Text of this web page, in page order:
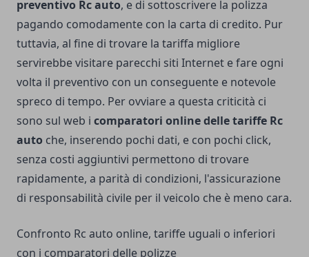
preventivo Rc auto, e di sottoscrivere la polizza
pagando comodamente con la carta di credito. Pur
tuttavia, al fine di trovare la tariffa migliore
servirebbe visitare parecchi siti Internet e fare ogni
volta il preventivo con un conseguente e notevole
spreco di tempo. Per ovviare a questa criticità ci
sono sul web i comparatori online delle tariffe Rc
auto che, inserendo pochi dati, e con pochi click,
senza costi aggiuntivi permettono di trovare
rapidamente, a parità di condizioni, l'assicurazione
di responsabilità civile per il veicolo che è meno cara.
Confronto Rc auto online, tariffe uguali o inferiori
con i comparatori delle polizze